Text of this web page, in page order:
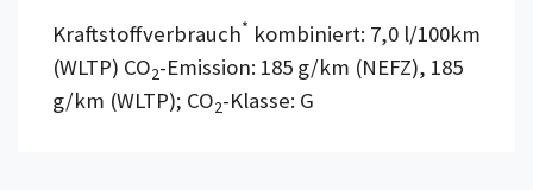
Kraftstoffverbrauch* kombiniert: 7,0 l/100km
(WLTP) CO2-Emission: 185 g/km (NEFZ), 185
g/km (WLTP); CO2-Klasse: G